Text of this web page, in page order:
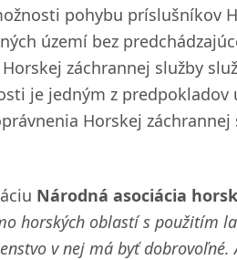
pohybu príslušníkov
území bez
záchrannej služby
je jedným z predpokladov
Horskej
Národná asociácia
horských oblastí s použitím
v nej má byť